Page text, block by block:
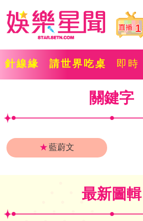
1
針線緣 請世界吃桌 即時
關鍵字
★ 藍蔚文
最新圖輯